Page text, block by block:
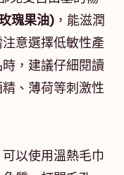
瑰果油) ，能滋潤
意選擇低敏性產
，建議仔細閱讀
、薄荷等刺激性
以使用溫熱毛巾